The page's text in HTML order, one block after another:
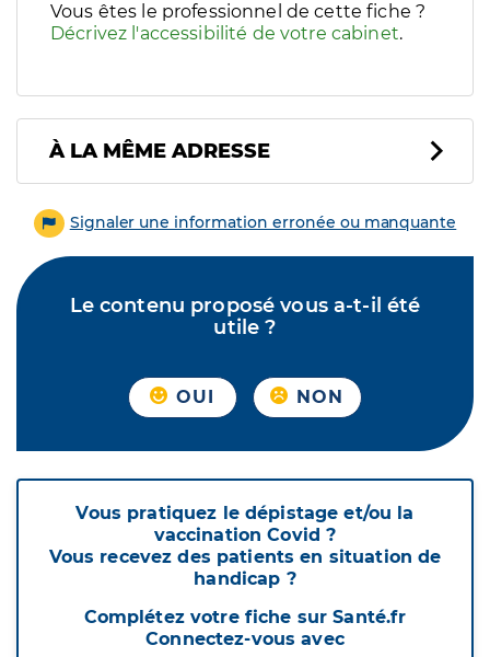
Vous êtes le professionnel de cette fiche ?
Décrivez l'accessibilité de votre cabinet.
À LA MÊME ADRESSE
Signaler une information erronée ou manquante
Le contenu proposé vous a-t-il été
utile ?
OUI NON
Vous pratiquez le dépistage et/ou la
vaccination Covid ?
Vous recevez des patients en situation de
handicap ?
Complétez votre fiche sur Santé.fr
Connectez-vous avec